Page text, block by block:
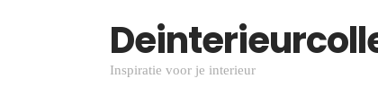
Inspiratie voor je interieur